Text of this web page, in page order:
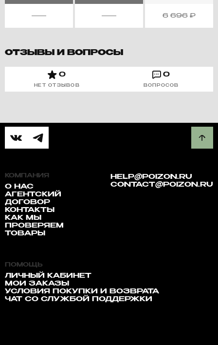
6 696 ₽
ОТЗЫВЫ И ВОПРОСЫ
0
НЕТ ОТЗЫВОВ
0
ВОПРОСОВ
КОМПАНИЯ
О НАС
АГЕНТСКИЙ
ДОГОВОР
КОНТАКТЫ
КАК МЫ
ПРОВЕРЯЕМ
ТОВАРЫ
HELP@POIZON.RU
CONTACT@POIZON.RU
ПОМОЩЬ
ЛИЧНЫЙ КАБИНЕТ
МОИ ЗАКАЗЫ
УСЛОВИЯ ПОКУПКИ И ВОЗВРАТА
ЧАТ СО СЛУЖБОЙ ПОДДЕРЖКИ